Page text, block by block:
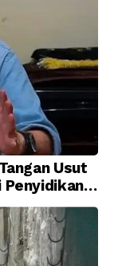
Usut
Penyidikan